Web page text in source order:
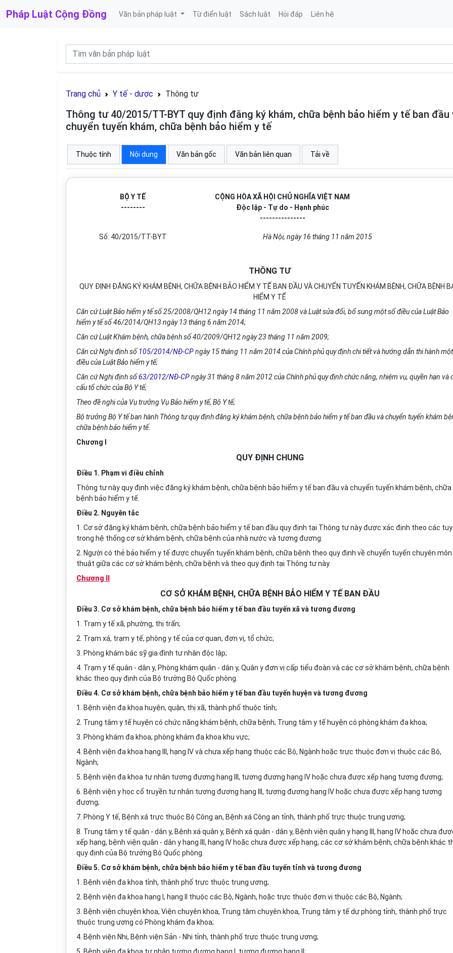
Pháp Luật Cộng Đồng Văn bản pháp luật Từ điển luật Sách luật Hỏi đáp Liên hệ
Trang chủ Y tế - dược Thông tư
Thông tư 40/2015/TT-BYT quy định đăng ký khám, chữa bệnh bảo hiểm y tế ban đầu
chuyển tuyến khám, chữa bệnh bảo hiểm y tế
Thuộc tính Nội dung Văn bản gốc Văn bản liên quan Tải về
BỘ Y TẾ
--------
CỘNG HÒA XÃ HỘI CHỦ NGHĨA VIỆT NAM
Độc lập - Tự do - Hạnh phúc
---------------
Số: 40/2015/TT-BYT Hà Nội, ngày 16 tháng 11 năm 2015
THÔNG TƯ
QUY ĐỊNH ĐĂNG KÝ KHÁM BỆNH, CHỮA BỆNH BẢO HIỂM Y TẾ BAN ĐẦU VÀ CHUYỂN TUYẾN KHÁM BỆNH, CHỮA BỆNH
HIỂM Y TẾ
Căn cứ Luật Bảo hiểm y tế số 25/2008/QH12 ngày 14 tháng 11 năm 2008 và Luật sửa đổi, bổ sung một số điều của Luật Bảo
hiểm y tế số 46/2014/QH13 ngày 13 tháng 6 năm 2014;
Căn cứ Luật Khám bệnh, chữa bệnh số 40/2009/QH12 ngày 23 tháng 11 năm 2009;
Căn cứ Nghị định số 105/2014/NĐ-CPngày 15 tháng 11 năm 2014 của Chính phủ quy định chi tiết và hướng dẫn thi hành
điều của Luật Bảo hiểm y tế;
Căn cứ Nghị định số63/2012/NĐ-CPngày 31 tháng 8 năm 2012 của Chính phủ quy định chức năng, nhiệm vụ, quyền hạn và
cấu tổ chức của Bộ Y tế;
Theo đề nghị của Vụ trưởng Vụ Bảo hiểm y tế, Bộ Y tế;
Bộ trưởng Bộ Y tế ban hành Thông tư quy định đăng ký khám bệnh, chữa bệnh bảo hiểm y tế ban đầu và chuyển tuyến khám
chữa bệnh bảo hiểm y tế.
Chương I
QUY ĐỊNH CHUNG
Điều 1. Phạm vi điều chỉnh
Thông tư này quy định việc đăng ký khám bệnh, chữa bệnh bảo hiểm y tế ban đầu và chuyển tuyến khám bệnh, chữa
bệnh bảo hiểm y tế.
Điều 2. Nguyên tắc
1. Cơ sở đăng ký khám bệnh, chữa bệnh bảo hiểm y tế ban đầu quy định tại Thông tư này được xác định theo các
trong hệ thống cơ sở khám bệnh, chữa bệnh của nhà nước và tương đương.
2. Người có thẻ bảo hiểm y tế được chuyển tuyến khám bệnh, chữa bệnh theo quy định về chuyển tuyến chuyên môn
thuật giữa các cơ sở khám bệnh, chữa bệnh và theo quy định tại Thông tư này.
Chương II
CƠ SỞ KHÁM BỆNH, CHỮA BỆNH BẢO HIỂM Y TẾ BAN ĐẦU
Điều 3. Cơ sở khám bệnh, chữa bệnh bảo hiểm y tế ban đầu tuyến xã và tương đương
1. Trạm y tế xã, phường, thị trấn;
2. Trạm xá, trạm y tế, phòng y tế của cơ quan, đơn vị, tổ chức;
3. Phòng khám bác sỹ gia đình tư nhân độc lập;
4. Trạm y tế quân - dân y, Phòng khám quân - dân y, Quân y đơn vị cấp tiểu đoàn và các cơ sở khám bệnh, chữa bệnh
khác theo quy định của Bộ trưởng Bộ Quốc phòng.
Điều 4. Cơ sở khám bệnh, chữa bệnh bảo hiểm y tế ban đầu tuyến huyện và tương đương
1. Bệnh viện đa khoa huyện, quận, thị xã, thành phố thuộc tỉnh;
2. Trung tâm y tế huyện có chức năng khám bệnh, chữa bệnh; Trung tâm y tế huyện có phòng khám đa khoa;
3. Phòng khám đa khoa; phòng khám đa khoa khu vực;
4. Bệnh viện đa khoa hạng III, hạng IV và chưa xếp hạng thuộc các Bộ, Ngành hoặc trực thuộc đơn vị thuộc các Bộ,
Ngành;
5. Bệnh viện đa khoa tư nhân tương đương hạng III, tương đương hạng IV hoặc chưa được xếp hạng tương đương;
6. Bệnh viện y học cổ truyền tư nhân tương đương hạng III, tương đương hạng IV hoặc chưa được xếp hạng tương
đương;
7. Phòng Y tế, Bệnh xá trực thuộc Bộ Công an, Bệnh xá Công an tỉnh, thành phố trực thuộc trung ương;
8. Trung tâm y tế quân - dân y, Bệnh xá quân y, Bệnh xá quân - dân y, Bệnh viện quân y hạng III, hạng IV hoặc chưa
xếp hạng, bệnh viện quân - dân y hạng III, hạng IV hoặc chưa được xếp hạng, các cơ sở khám bệnh, chữa bệnh khác
quy định của Bộ trưởng Bộ Quốc phòng.
Điều 5. Cơ sở khám bệnh, chữa bệnh bảo hiểm y tế ban đầu tuyến tỉnh và tương đương
1. Bệnh viện đa khoa tỉnh, thành phố trực thuộc trung ương;
2. Bệnh viện đa khoa hạng I, hạng II thuộc các Bộ, Ngành, hoặc trực thuộc đơn vị thuộc các Bộ, Ngành;
3. Bệnh viện chuyên khoa, Viện chuyên khoa, Trung tâm chuyên khoa, Trung tâm y tế dự phòng tỉnh, thành phố trực
thuộc trung ương có Phòng khám đa khoa;
4. Bệnh viện Nhi, Bệnh viện Sản - Nhi tỉnh, thành phố trực thuộc trung ương;